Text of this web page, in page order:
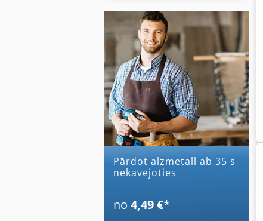
Pārdot alzmetall ab 35 s
nekavējoties
no 4,49 €*